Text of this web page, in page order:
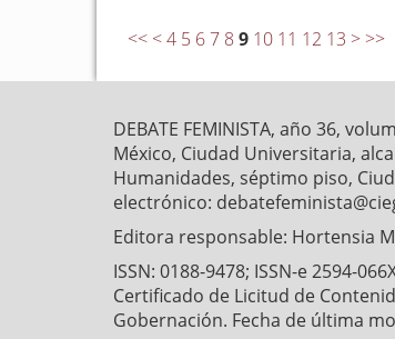
<< < 4 5 6 7 8 9 10 11 12 13 > >>
DEBATE FEMINISTA, año 36,
México, Ciudad Universitaria,
Humanidades, séptimo piso,
electrónico:
Editora responsable: Hortensia
ISSN: 0188-9478; ISSN-e 2594-
Certificado de Licitud de
Gobernación. Fecha de última